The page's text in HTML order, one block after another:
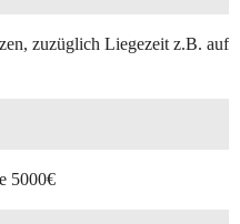
zuzüglich Liegezeit z.B. auf
5000€